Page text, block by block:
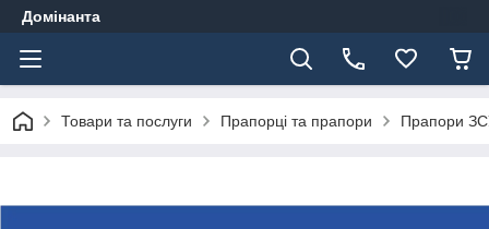
Домінанта
Товари та послуги Прапорці та прапори Прапори